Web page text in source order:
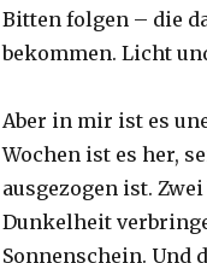
Bitten folgen – die
bekommen. Licht
Aber in mir ist es
Wochen ist es her,
ausgezogen ist.
Dunkelheit
Sonnenschein. Und